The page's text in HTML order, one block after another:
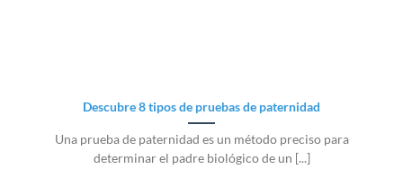
Descubre 8 tipos de pruebas de paternidad
Una prueba de paternidad es un método preciso para
determinar el padre biológico de un [...]